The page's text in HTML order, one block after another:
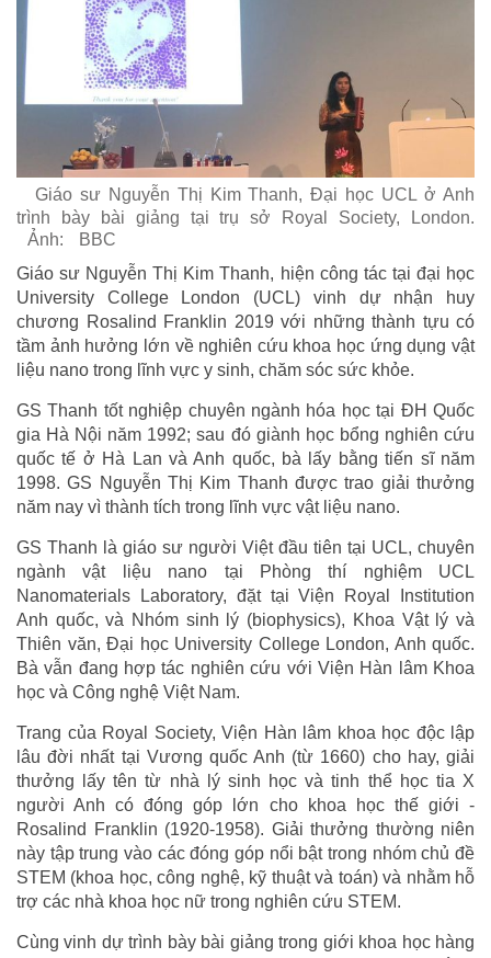
Giáo sư Nguyễn Thị Kim Thanh, Đại học UCL ở Anh
trình bày bài giảng tại trụ sở Royal Society, London.
Ảnh:
BBC
Giáo sư Nguyễn Thị Kim Thanh, hiện công tác tại đại học
University College London (UCL) vinh dự nhận huy
chương Rosalind Franklin 2019 với những thành tựu có
tầm ảnh hưởng lớn về nghiên cứu khoa học ứng dụng vật
liệu nano trong lĩnh vực y sinh, chăm sóc sức khỏe.
GS Thanh tốt nghiệp chuyên ngành hóa học tại ĐH Quốc
gia Hà Nội năm 1992; sau đó giành học bổng nghiên cứu
quốc tế ở Hà Lan và Anh quốc, bà lấy bằng tiến sĩ năm
1998. GS Nguyễn Thị Kim Thanh được trao giải thưởng
năm nay vì thành tích trong lĩnh vực vật liệu nano.
GS Thanh là giáo sư người Việt đầu tiên tại UCL, chuyên
ngành vật liệu nano tại Phòng thí nghiệm UCL
Nanomaterials Laboratory, đặt tại Viện Royal Institution
Anh quốc, và Nhóm sinh lý (biophysics), Khoa Vật lý và
Thiên văn, Đại học University College London, Anh quốc.
Bà vẫn đang hợp tác nghiên cứu với Viện Hàn lâm Khoa
học và Công nghệ Việt Nam.
Trang của Royal Society, Viện Hàn lâm khoa học độc lập
lâu đời nhất tại Vương quốc Anh (từ 1660) cho hay, giải
thưởng lấy tên từ nhà lý sinh học và tinh thể học tia X
người Anh có đóng góp lớn cho khoa học thế giới -
Rosalind Franklin (1920-1958). Giải thưởng thường niên
này tập trung vào các đóng góp nổi bật trong nhóm chủ đề
STEM (khoa học, công nghệ, kỹ thuật và toán) và nhằm hỗ
trợ các nhà khoa học nữ trong nghiên cứu STEM.
Cùng vinh dự trình bày bài giảng trong giới khoa học hàng